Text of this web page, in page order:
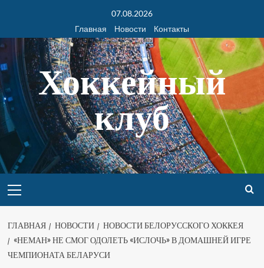
07.08.2026
Главная
Новости Контакты
Хоккейный
клуб
ГЛАВНАЯ НОВОСТИ
НОВОСТИ БЕЛОРУССКОГО ХОККЕЯ
«НЕМАН» НЕ СМОГ ОДОЛЕТЬ «ИСЛОЧЬ» В ДОМАШНЕЙ ИГРЕ
ЧЕМПИОНАТА БЕЛАРУСИ